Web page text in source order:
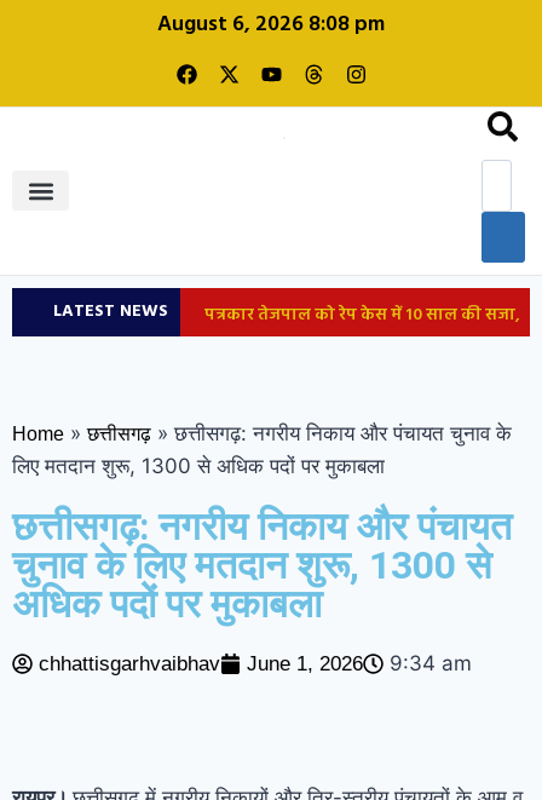
August 6, 2026 8:08 pm
LATEST NEWS
पत्रकार तेजपाल को रेप केस में 10 साल की सजा,
साथी पत्रकार ने लगाया था आरोप
देशभर में
सुलगने लगी आरक्षण विरोधी आग, लखनऊ से नागपुर
तक बवाल; भाजपा को वोट न देने…
छत्तीसगढ़: ‘बिजली कंपनी बेच रही साय सरकार’;
कांग्रेस ने लगाए अडानी को बेचने की साज़िश रचने के
आरोप
तहलका के पूर्व एडिटर तरुण तेजपाल
कोरबा: बेकाबू हुआ कोयले से भरा ट्रेलर, रेलिंग
Home » छत्तीसगढ़ » छत्तीसगढ़: नगरीय निकाय और पंचायत चुनाव के
लिए मतदान शुरू, 1300 से अधिक पदों पर मुकाबला
छत्तीसगढ़: नगरीय निकाय और पंचायत
चुनाव के लिए मतदान शुरू, 1300 से
अधिक पदों पर मुकाबला
chhattisgarhvaibhav June 1, 2026 9:34 am